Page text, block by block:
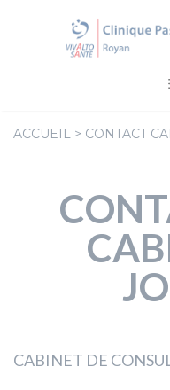
ACCUEIL > CONTACT
CABINET DE